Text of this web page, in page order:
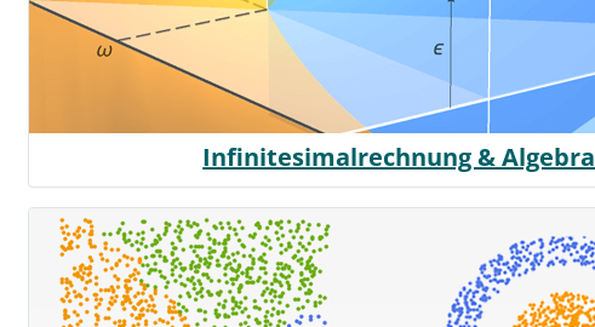
Infinitesimalrechnung & Algebra